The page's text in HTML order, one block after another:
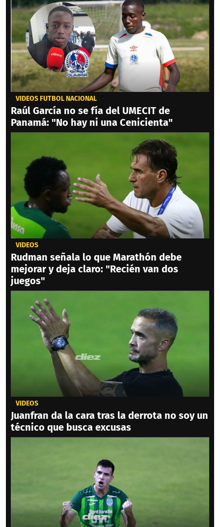
VIDEOS FÚTBOL NACIONAL
Raúl García no se fía del UMECIT de
Panamá: "No hay ni una Cenicienta"
VIDEOS
Rudman señala lo que Marathón debe
mejorar y deja claro: "Recién van dos
juegos"
VIDEOS
Juanfran da la cara tras la derrota no soy un
técnico que busca excusas